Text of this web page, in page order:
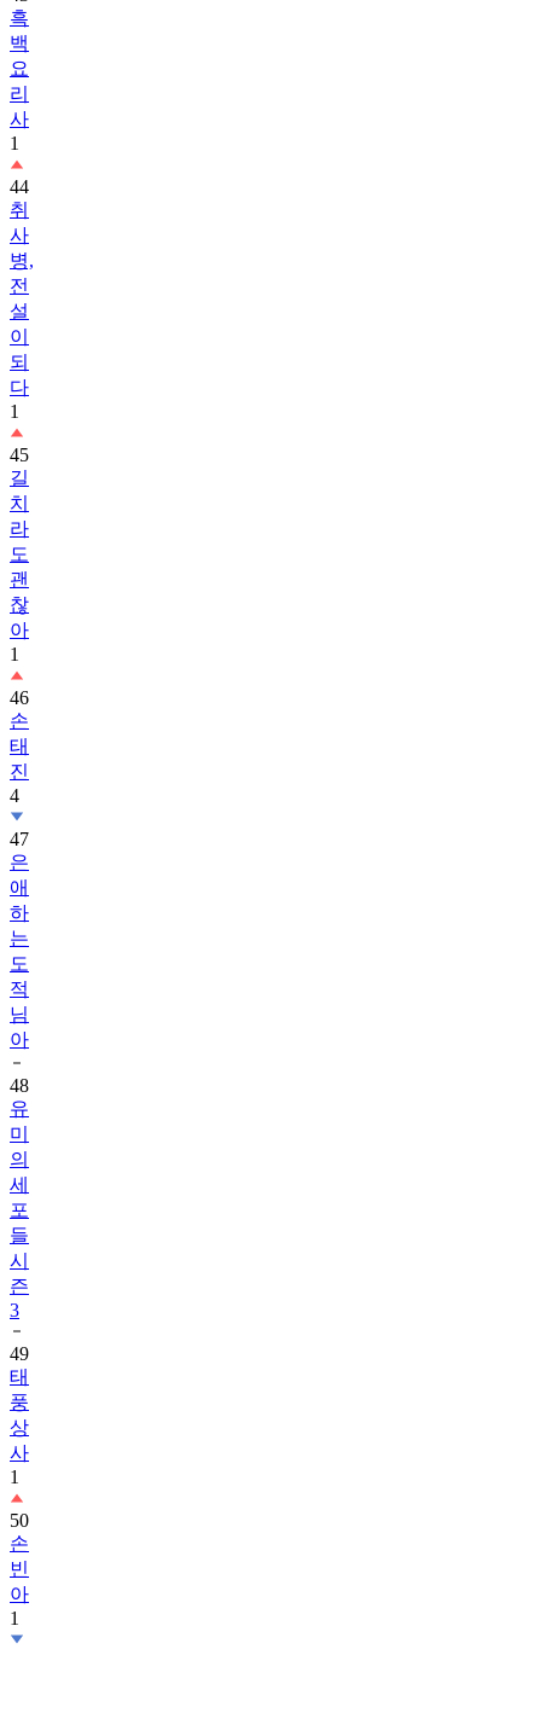
흑
백
요
리
사
1
44
취
사
병,
전
설
이
되
다
1
45
길
치
라
도
괜
찮
아
1
46
손
태
진
4
47
은
애
하
는
도
적
님
아
48
유
미
의
세
포
들
시
즌
3
49
태
풍
상
사
1
50
손
빈
아
1